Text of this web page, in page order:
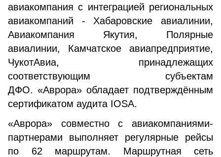
авиакомпания с интеграцией региональных
авиакомпаний - Хабаровские авиалинии,
Авиакомпания Якутия, Полярные
авиалинии, Камчатское авиапредприятие,
ЧукотАвиа, принадлежащих
соответствующим субъектам
ДФО. «Аврора» обладает подтверждённым
сертификатом аудита IOSA.
«Аврора» совместно с авиакомпаниями-
партнерами выполняет регулярные рейсы
по 62 маршрутам. Маршрутная сеть